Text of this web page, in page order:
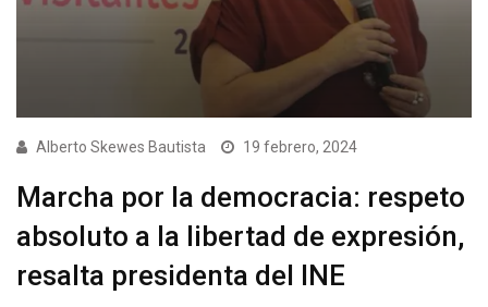
Alberto Skewes Bautista 19 febrero, 2024
Marcha por la democracia: respeto
absoluto a la libertad de expresión,
resalta presidenta del INE